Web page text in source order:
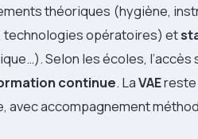
théoriques (hygiène,
technologies opératoires) et
Selon les écoles, l’accès
continue. LaVAEreste
avec accompagnement